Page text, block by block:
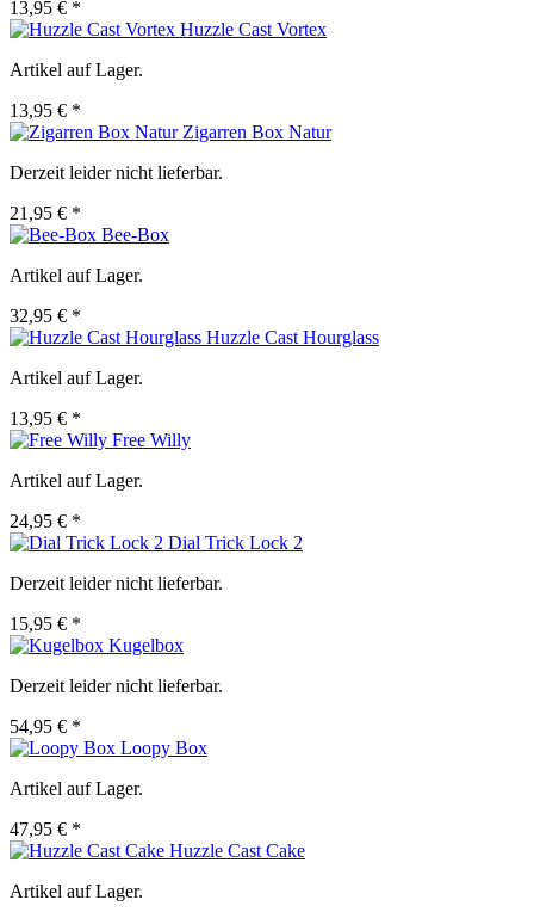
13,95 € *
Huzzle Cast Vortex
Artikel auf Lager.
13,95 € *
Zigarren Box Natur
Derzeit leider nicht lieferbar.
21,95 € *
Bee-Box
Artikel auf Lager.
32,95 € *
Huzzle Cast Hourglass
Artikel auf Lager.
13,95 € *
Free Willy
Artikel auf Lager.
24,95 € *
Dial Trick Lock 2
Derzeit leider nicht lieferbar.
15,95 € *
Kugelbox
Derzeit leider nicht lieferbar.
54,95 € *
Loopy Box
Artikel auf Lager.
47,95 € *
Huzzle Cast Cake
Artikel auf Lager.